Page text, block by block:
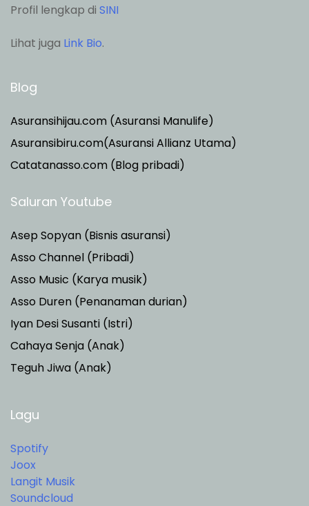
Profil lengkap di SINI
Lihat juga Link Bio.
Blog
Asuransihijau.com (Asuransi Manulife)
Asuransibiru.com(Asuransi Allianz Utama)
Catatanasso.com (Blog pribadi)
Saluran Youtube
Asep Sopyan (Bisnis asuransi)
Asso Channel (Pribadi)
Asso Music (Karya musik)
Asso Duren (Penanaman durian)
Iyan Desi Susanti (Istri)
Cahaya Senja (Anak)
Teguh Jiwa (Anak)
Lagu
Spotify
Joox
Langit Musik
Soundcloud